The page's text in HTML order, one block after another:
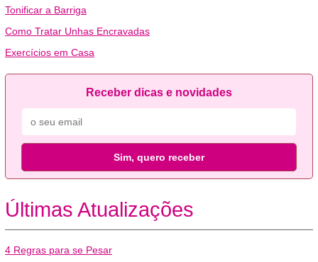
Tonificar a Barriga
Como Tratar Unhas Encravadas
Exercícios em Casa
Receber dicas e novidades
Sim, quero receber
Últimas Atualizações
4 Regras para se Pesar